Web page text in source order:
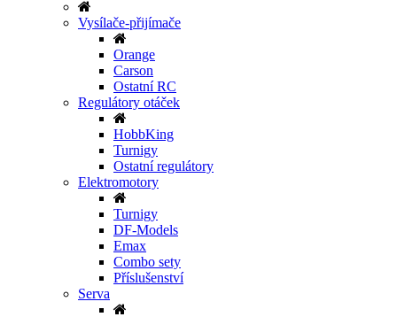
Vysílače-přijímače
Orange
Carson
Ostatní RC
Regulátory otáček
HobbKing
Turnigy
Ostatní regulátory
Elektromotory
Turnigy
DF-Models
Emax
Combo sety
Příslušenství
Serva